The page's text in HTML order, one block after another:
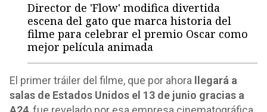
Director de 'Flow' modifica divertida
escena del gato que marca historia del
filme para celebrar el premio Oscar como
mejor película animada
El primer tráiler del filme, que por ahora llegará a
salas de Estados Unidos el 13 de junio gracias a